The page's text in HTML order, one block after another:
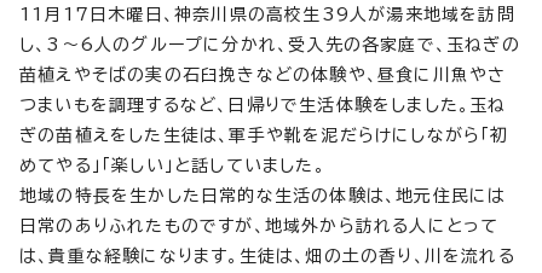
11月17日木曜日、神奈川県の高校生39人が湯来地域を訪問
し、3～6人のグループに分かれ、受入先の各家庭で、玉ねぎの
苗植えやそばの実の石臼挽きなどの体験や、昼食に川魚やさ
つまいもを調理するなど、日帰りで生活体験をしました。玉ね
ぎの苗植えをした生徒は、軍手や靴を泥だらけにしながら「初
めてやる」「楽しい」と話していました。
地域の特長を生かした日常的な生活の体験は、地元住民には
日常のありふれたものですが、地域外から訪れる人にとって
は、貴重な経験になります。生徒は、畑の土の香り、川を流れる